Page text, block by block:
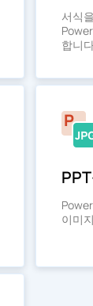
서식
합니
이미